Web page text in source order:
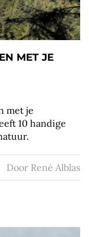
MET JE
met je
10 handige
Door René Alblas